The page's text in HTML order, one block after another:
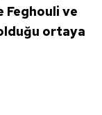
Feghouli ve
ortaya